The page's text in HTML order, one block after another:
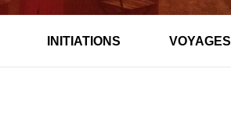
INITIATIONS VOYAGES